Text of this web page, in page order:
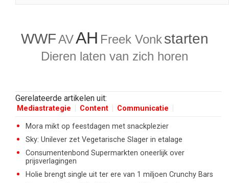
WWFAVAH Freek Vonk starten
Dieren laten van zich horen
Gerelateerde artikelen uit:
Mediastrategie Content Communicatie
Mora mikt op feestdagen met snackplezier
Sky: Unilever zet Vegetarische Slager in etalage
Consumentenbond Supermarkten oneerlijk over
prijsverlagingen
Holie brengt single uit ter ere van 1 miljoen Crunchy Bars